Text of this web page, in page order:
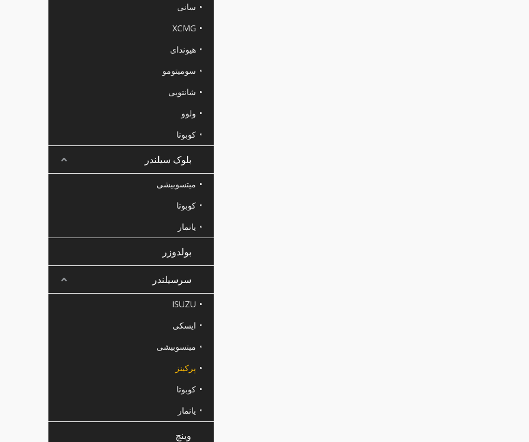
سانی
XCMG
هیوندای
سومیتومو
شانتویی
ولوو
کوبوتا
بلوک سیلندر
میتسوبیشی
کوبوتا
یانمار
بولدوزر
سرسیلندر
ISUZU
ایسکی
میتسوبیشی
پرکینز
کوبوتا
یانمار
وینچ